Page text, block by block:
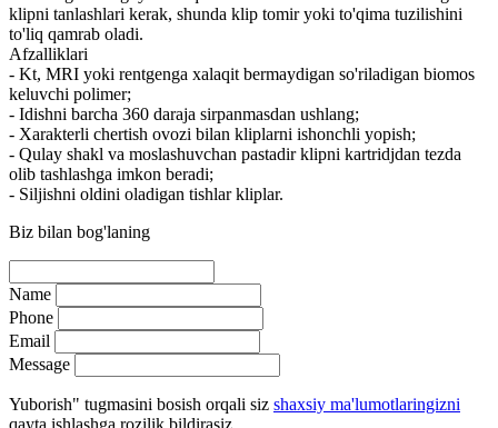
klipni tanlashlari kerak, shunda klip tomir yoki to'qima tuzilishini
to'liq qamrab oladi.
Afzalliklari
- Kt, MRI yoki rentgenga xalaqit bermaydigan so'riladigan biomos
keluvchi polimer;
- Idishni barcha 360 daraja sirpanmasdan ushlang;
- Xarakterli chertish ovozi bilan kliplarni ishonchli yopish;
- Qulay shakl va moslashuvchan pastadir klipni kartridjdan tezda
olib tashlashga imkon beradi;
- Siljishni oldini oladigan tishlar kliplar.
Biz bilan bog'laning
Name
Phone
Email
Message
Yuborish" tugmasini bosish orqali siz shaxsiy ma'lumotlaringizni
qayta ishlashga rozilik bildirasiz